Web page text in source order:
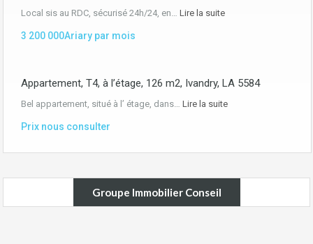
Local sis au RDC, sécurisé 24h/24, en… Lire la suite
3 200 000Ariary par mois
Appartement, T4, à l’étage, 126 m2, Ivandry, LA 5584
Bel appartement, situé à l’ étage, dans… Lire la suite
Prix nous consulter
Groupe Immobilier Conseil